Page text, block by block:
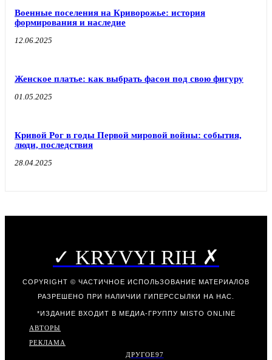
Военные поселения на Криворожье: история
формирования и наследие
12.06.2025
Женское платье: как выбрать фасон под свою фигуру
01.05.2025
Кривой Рог в годы Первой мировой войны: события,
люди, последствия
28.04.2025
✓ KRYVYI RIH ✗
COPYRIGHT © ЧАСТИЧНОЕ ИСПОЛЬЗОВАНИЕ МАТЕРИАЛОВ
РАЗРЕШЕНО ПРИ НАЛИЧИИ ГИПЕРССЫЛКИ НА НАС.
*ИЗДАНИЕ ВХОДИТ В МЕДИА-ГРУППУ MISTO ONLINE
АВТОРЫ
РЕКЛАМА
ДРУГОЕ97